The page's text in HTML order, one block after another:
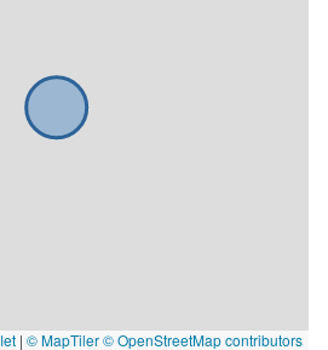
| © MapTiler© OpenStreetMap contributors